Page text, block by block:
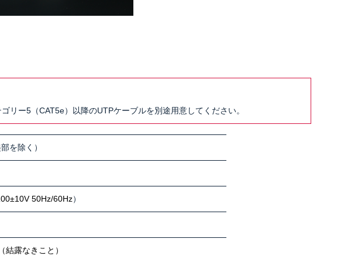
リー5（CAT5e）以降のUTPケーブルを別途用意してください。
を除く）
50Hz/60Hz）
露なきこと）